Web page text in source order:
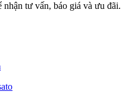
tư vấn, báo giá và ưu đãi.